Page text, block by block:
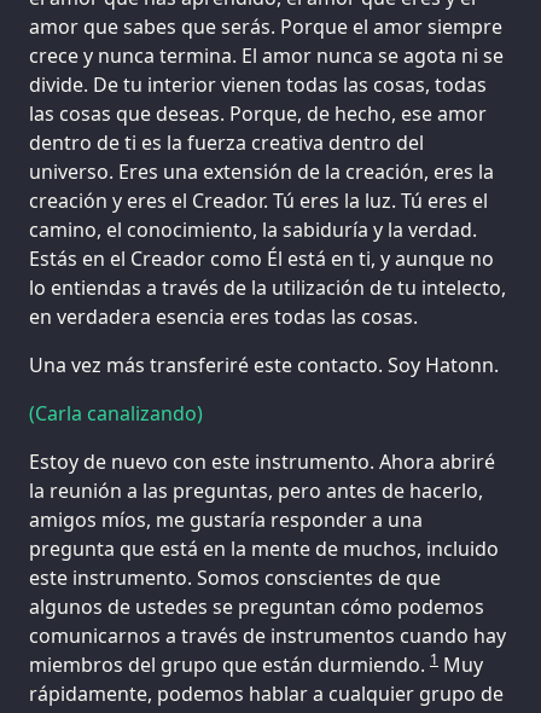
amor que sabes que serás. Porque el amor siempre
crece y nunca termina. El amor nunca se agota ni se
divide. De tu interior vienen todas las cosas, todas
las cosas que deseas. Porque, de hecho, ese amor
dentro de ti es la fuerza creativa dentro del
universo. Eres una extensión de la creación, eres la
creación y eres el Creador. Tú eres la luz. Tú eres el
camino, el conocimiento, la sabiduría y la verdad.
Estás en el Creador como Él está en ti, y aunque no
lo entiendas a través de la utilización de tu intelecto,
en verdadera esencia eres todas las cosas.
Una vez más transferiré este contacto. Soy Hatonn.
(Carla canalizando)
Estoy de nuevo con este instrumento. Ahora abriré
la reunión a las preguntas, pero antes de hacerlo,
amigos míos, me gustaría responder a una
pregunta que está en la mente de muchos, incluido
este instrumento. Somos conscientes de que
algunos de ustedes se preguntan cómo podemos
comunicarnos a través de instrumentos cuando hay
miembros del grupo que están durmiendo. 1 Muy
rápidamente, podemos hablar a cualquier grupo de